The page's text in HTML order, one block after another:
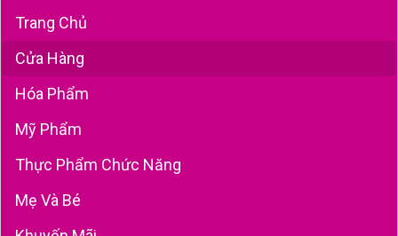
Trang Chủ
Cửa Hàng
Hóa Phẩm
Mỹ Phẩm
Thực Phẩm Chức Năng
Mẹ Và Bé